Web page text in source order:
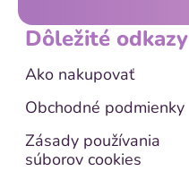
Dôležité odkazy
Ako nakupovať
Obchodné podmienky
Zásady používania
súborov cookies